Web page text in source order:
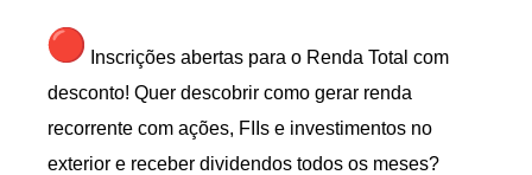
Inscrições abertas para o Renda Total com
desconto! Quer descobrir como gerar renda
recorrente com ações, FIIs e investimentos no
exterior e receber dividendos todos os meses?